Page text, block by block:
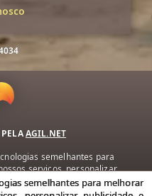
AGIL.NET
semelhantes para
serviços, personalizar
de seu interesse. Ao utilizar
nossa política de privacidade e
semelhantes para melhorar